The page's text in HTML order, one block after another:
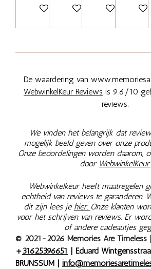
Bekijk detailsIn winkelwagenIn winkelwagen
De waardering van
WebwinkelKeur Reviews is 9.6/10
reviews.
We vinden het belangrijk dat
mogelijk beeld geven over onze
Onze beoordelingen worden daarom,
door WebwinkelKeur.
Webwinkelkeur heeft maatregelen
echtheid van reviews te garanderen.
dit zijn lees je hier. Onze klanten
voor het schrijven van reviews. Er
of andere cadeautjes
© 2021-2026 Memories Are Timeless
+31625396651
| Eduard
BRUNSSUM |